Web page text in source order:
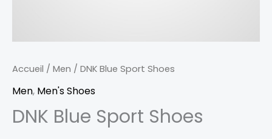
Accueil / Men / DNK Blue Sport Shoes
Men, Men's Shoes
DNK Blue Sport Shoes